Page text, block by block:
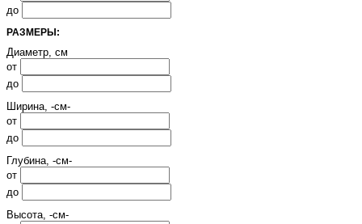
до
РАЗМЕРЫ:
Диаметр, см
от
до
Ширина, -см-
от
до
Глубина, -см-
от
до
Высота, -см-